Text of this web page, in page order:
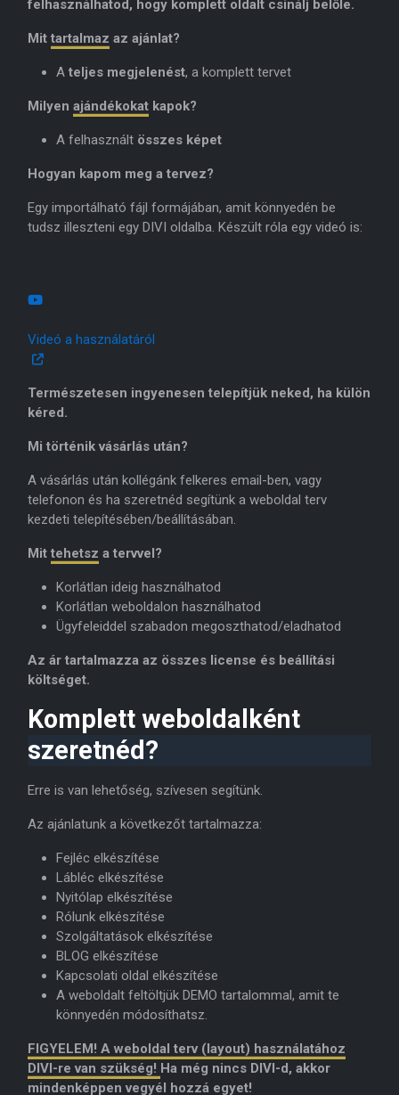
felhasználhatod, hogy komplett oldalt csinálj belőle.
Mit tartalmaz az ajánlat?
A teljes megjelenést, a komplett tervet
Milyen ajándékokat kapok?
A felhasznált összes képet
Hogyan kapom meg a tervez?
Egy importálható fájl formájában, amit könnyedén be
tudsz illeszteni egy DIVI oldalba. Készült róla egy videó is:
Videó a használatáról
Természetesen ingyenesen telepítjük neked, ha külön
kéred.
Mi történik vásárlás után?
A vásárlás után kollégánk felkeres email-ben, vagy
telefonon és ha szeretnéd segítünk a weboldal terv
kezdeti telepítésében/beállításában.
Mit tehetsz a tervvel?
Korlátlan ideig használhatod
Korlátlan weboldalon használhatod
Ügyfeleiddel szabadon megoszthatod/eladhatod
Az ár tartalmazza az összes license és beállítási
költséget.
Komplett weboldalként
szeretnéd?
Erre is van lehetőség, szívesen segítünk.
Az ajánlatunk a következőt tartalmazza:
Fejléc elkészítése
Lábléc elkészítése
Nyitólap elkészítése
Rólunk elkészítése
Szolgáltatások elkészítése
BLOG elkészítése
Kapcsolati oldal elkészítése
A weboldalt feltöltjük DEMO tartalommal, amit te
könnyedén módosíthatsz.
FIGYELEM! A weboldal terv (layout) használatához
DIVI-re van szükség! Ha még nincs DIVI-d, akkor
mindenképpen vegyél hozzá egyet!